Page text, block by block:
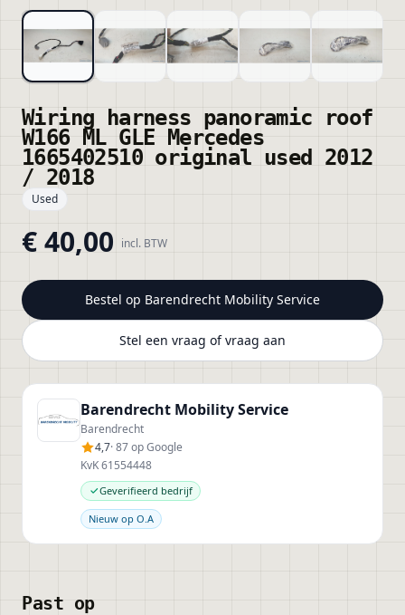
Wiring harness panoramic roof
W166 ML GLE Mercedes
1665402510 original used 2012
/ 2018
Used
€ 40,00 incl. BTW
Bestel op Barendrecht Mobility Service
Stel een vraag of vraag aan
Barendrecht Mobility Service
Barendrecht
4,7· 87 op Google
KvK 61554448
Geverifieerd bedrijf
Nieuw op O.A
Past op